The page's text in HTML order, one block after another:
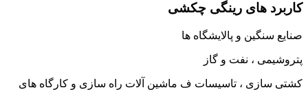
کاربرد های رینگی چکشی
صنایع سنگین و پالایشگاه ها
پتروشیمی ، نفت و گاز
کشتی سازی ، تاسیسات ف ماشین آلات راه سازی و کارگاه های